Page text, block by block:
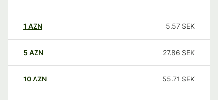
1 AZN 5.57 SEK
5 AZN 27.86 SEK
10AZN 55.71 SEK